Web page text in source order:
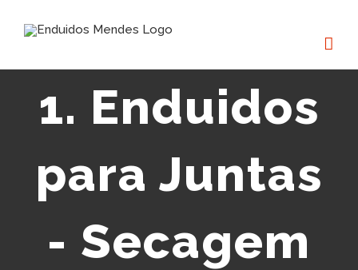
content
1. Enduidos
para Juntas
- Secagem